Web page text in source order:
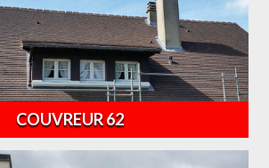
COUVREUR 62